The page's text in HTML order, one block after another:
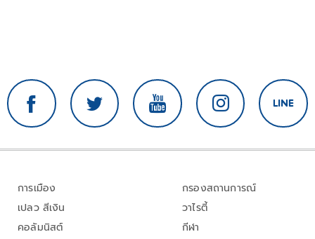
การเมือง
เปลว สีเงิน
คอลัมนิสต์
กรองสถานการณ์
วาไรตี้
กีฬา